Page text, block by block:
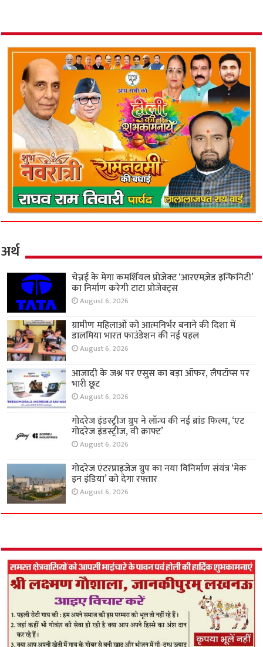
अर्थ
चेन्नई के मेगा कमर्शियल प्रोजेक्ट ‘आरएमज़ेड इन्फिनिटी’
का निर्माण करेगी टाटा प्रोजेक्ट्स
August 6, 2026
ग्रामीण महिलाओं को आत्मनिर्भर बनाने की दिशा में
डालमिया भारत फाउंडेशन की नई पहल
August 6, 2026
आजादी के जश्न पर एसुस का बड़ा ऑफर, लैपटॉप्स पर
भारी छूट
August 6, 2026
गोदरेज इंडस्ट्रीज ग्रुप ने लॉन्च की नई ब्रांड फिल्म, ‘एट
गोदरेज इंडस्ट्रीज, वी क्राफ्ट’
August 6, 2026
गोदरेज एंटरप्राइजेज ग्रुप का नया विनिर्माण संयंत्र ‘मेक
इन इंडिया’ को देगा रफ्तार
August 6, 2026